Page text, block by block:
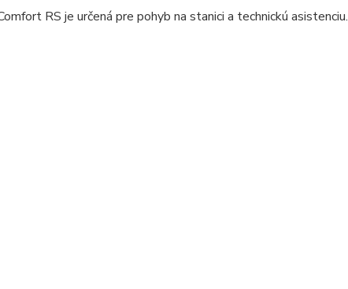
RS je určená pre pohyb na stanici a technickú asistenciu.